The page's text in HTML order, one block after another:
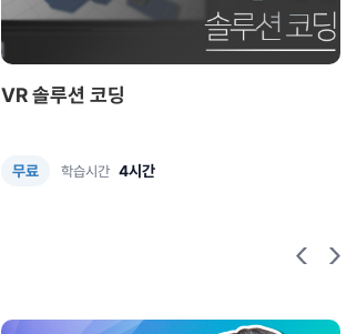
VR 솔루션 코딩
무료 학습시간 4시간